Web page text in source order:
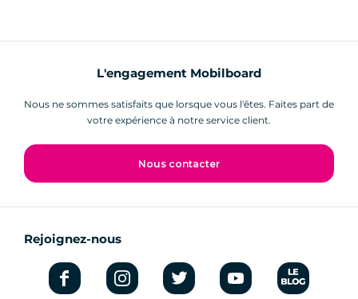
L'engagement Mobilboard
Nous ne sommes satisfaits que lorsque vous l'êtes. Faites part de
votre expérience à notre service client.
Nous contacter
Rejoignez-nous